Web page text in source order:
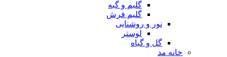
گلیم و گبه
گلیم فرش
نور و روشنایی
لوستر
گل و گیاه
خانه مد